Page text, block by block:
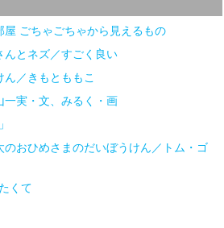
屋 ごちゃごちゃから見えるもの
んとネズ／すごく良い
／きもとももこ
一実・文、みるく・画
のおひめさまのだいぼうけん／トム・ゴ
くて